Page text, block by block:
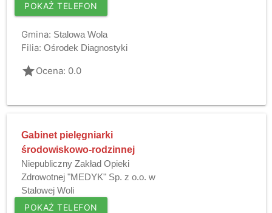
POKAŻ TELEFON
Gmina: Stalowa Wola
Filia: Ośrodek Diagnostyki
gradeOcena: 0.0
Gabinet pielęgniarki
środowiskowo-rodzinnej
Niepubliczny Zakład Opieki
Zdrowotnej "MEDYK" Sp. z o.o. w
Stalowej Woli
POKAŻ TELEFON